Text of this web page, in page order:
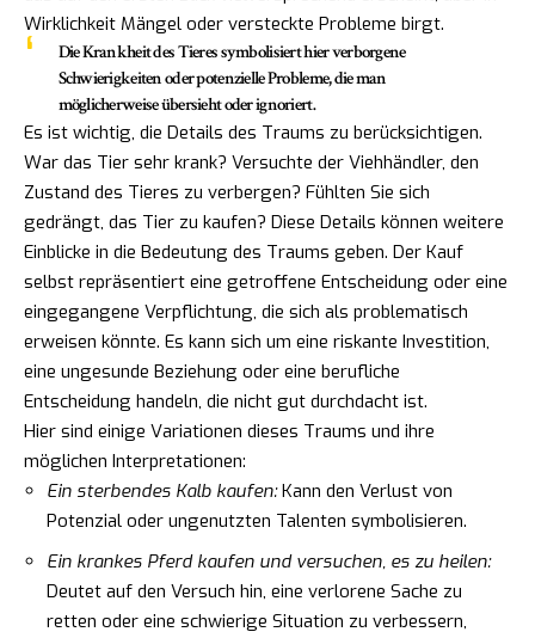
Wirklichkeit Mängel oder versteckte Probleme birgt.
Die Krankheit des Tieres symbolisiert hier verborgene
Schwierigkeiten oder potenzielle Probleme, die man
möglicherweise übersieht oder ignoriert.
Es ist wichtig, die Details des Traums zu berücksichtigen.
War das Tier sehr krank? Versuchte der Viehhändler, den
Zustand des Tieres zu verbergen? Fühlten Sie sich
gedrängt, das Tier zu kaufen? Diese Details können weitere
Einblicke in die Bedeutung des Traums geben. Der Kauf
selbst repräsentiert eine getroffene Entscheidung oder eine
eingegangene Verpflichtung, die sich als problematisch
erweisen könnte. Es kann sich um eine riskante Investition,
eine ungesunde Beziehung oder eine berufliche
Entscheidung handeln, die nicht gut durchdacht ist.
Hier sind einige Variationen dieses Traums und ihre
möglichen Interpretationen:
Ein sterbendes Kalb kaufen:Kann den Verlust von
Potenzial oder ungenutzten Talenten symbolisieren.
Ein krankes Pferd kaufen und versuchen, es zu heilen:
Deutet auf den Versuch hin, eine verlorene Sache zu
retten oder eine schwierige Situation zu verbessern,